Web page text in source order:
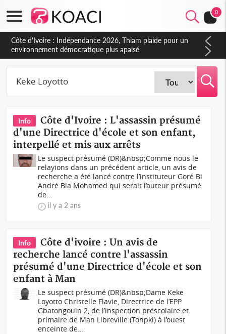
0
Côte d'Ivoire : Indépendance 2026, Thiam plaide pour un
environnement démocratique plus apaisé
Info
Côte d'Ivoire : L'assassin présumé
d'une Directrice d'école et son enfant,
interpellé et mis aux arrêts
Le suspect présumé (DR)&nbsp;Comme nous le
relayions dans un précédent article, un avis de
recherche a été lancé contre l’instituteur Goré Bi
André Bla Mohamed qui serait l’auteur présumé
de...
il y a 2 ans
Info
Côte d'ivoire : Un avis de
recherche lancé contre l'assassin
présumé d'une Directrice d'école et son
enfant à Man
Le suspect présumé (DR)&nbsp;Dame Keke
Loyotto Christelle Flavie, Directrice de l’EPP
Gbatongouin 2, de l’inspection préscolaire et
primaire de Man Libreville (Tonpki) à l’ouest
enceinte de...